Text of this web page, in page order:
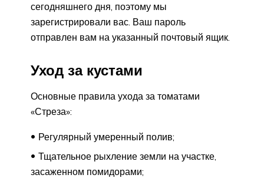
сегодняшнего дня, поэтому мы
зарегистрировали вас. Ваш пароль
отправлен вам на указанный почтовый ящик.
Уход за кустами
Основные правила ухода за томатами
«Стреза»:
Регулярный умеренный полив;
Тщательное рыхление земли на участке,
засаженном помидорами;